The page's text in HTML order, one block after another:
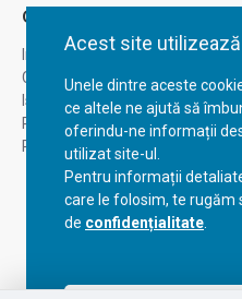
Acest site
Unele dintre aceste
ce altele ne ajută să
oferindu-ne informații
utilizat site-ul.
Pentru informații
care le folosim, te rugăm
de confidențialitate
Contul Meu
Inregistrare
Contul meu
Istoric comenzi
Recuperare parola
Returnare produs